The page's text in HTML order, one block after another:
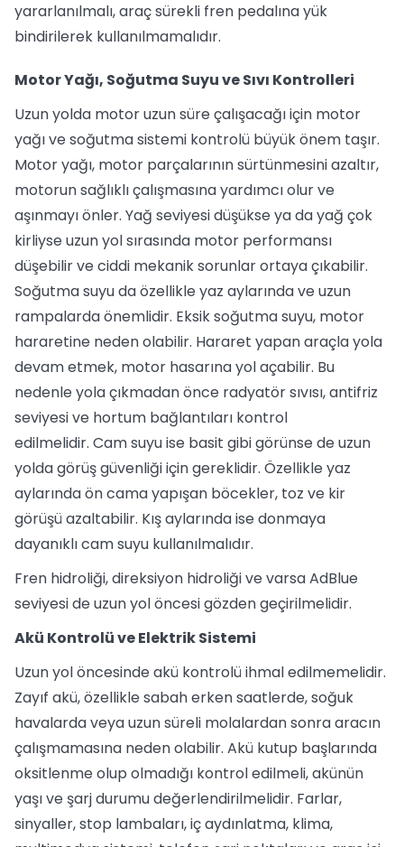
yararlanılmalı, araç sürekli fren pedalına yük
bindirilerek kullanılmamalıdır.
Motor Yağı, Soğutma Suyu ve Sıvı Kontrolleri
Uzun yolda motor uzun süre çalışacağı için motor
yağı ve soğutma sistemi kontrolü büyük önem taşır.
Motor yağı, motor parçalarının sürtünmesini azaltır,
motorun sağlıklı çalışmasına yardımcı olur ve
aşınmayı önler. Yağ seviyesi düşükse ya da yağ çok
kirliyse uzun yol sırasında motor performansı
düşebilir ve ciddi mekanik sorunlar ortaya çıkabilir.
Soğutma suyu da özellikle yaz aylarında ve uzun
rampalarda önemlidir. Eksik soğutma suyu, motor
hararetine neden olabilir. Hararet yapan araçla yola
devam etmek, motor hasarına yol açabilir. Bu
nedenle yola çıkmadan önce radyatör sıvısı, antifriz
seviyesi ve hortum bağlantıları kontrol
edilmelidir. Cam suyu ise basit gibi görünse de uzun
yolda görüş güvenliği için gereklidir. Özellikle yaz
aylarında ön cama yapışan böcekler, toz ve kir
görüşü azaltabilir. Kış aylarında ise donmaya
dayanıklı cam suyu kullanılmalıdır.
Fren hidroliği, direksiyon hidroliği ve varsa AdBlue
seviyesi de uzun yol öncesi gözden geçirilmelidir.
Akü Kontrolü ve Elektrik Sistemi
Uzun yol öncesinde akü kontrolü ihmal edilmemelidir.
Zayıf akü, özellikle sabah erken saatlerde, soğuk
havalarda veya uzun süreli molalardan sonra aracın
çalışmamasına neden olabilir. Akü kutup başlarında
oksitlenme olup olmadığı kontrol edilmeli, akünün
yaşı ve şarj durumu değerlendirilmelidir. Farlar,
sinyaller, stop lambaları, iç aydınlatma, klima,